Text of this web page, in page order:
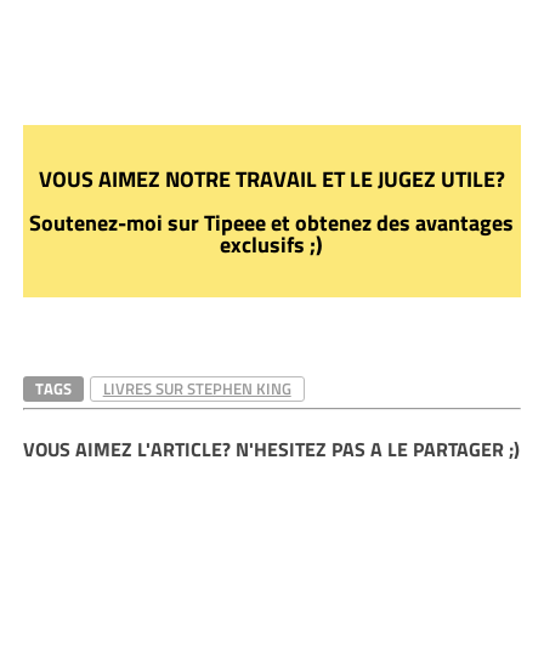
VOUS AIMEZ NOTRE TRAVAIL ET LE JUGEZ UTILE?
Soutenez-moi sur Tipeee et obtenez des avantages
exclusifs ;)
TAGS LIVRES SUR STEPHEN KING
VOUS AIMEZ L'ARTICLE? N'HESITEZ PAS A LE PARTAGER ;)